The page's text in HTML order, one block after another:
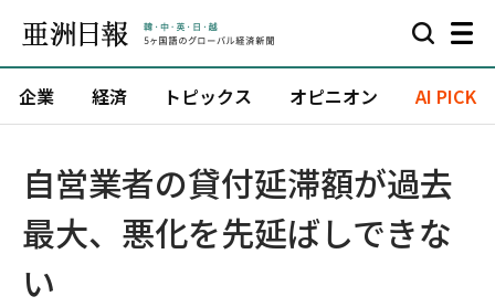
企業 経済 トピックス オピニオン AI PICK
自営業者の貸付延滞額が過去
最大、悪化を先延ばしできな
い